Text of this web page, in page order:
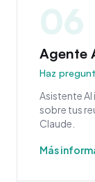
06
Agente
Haz
Asistente
sobre tus
Claude.
Más